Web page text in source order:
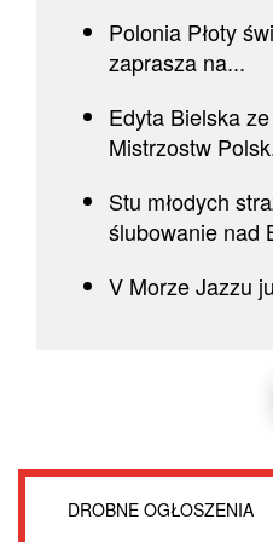
Polonia Płoty
zaprasza na...
Edyta Bielska
Mistrzostw
Stu młodych
ślubowanie nad
V Morze Jazzu
DROBNE OGŁOSZENIA